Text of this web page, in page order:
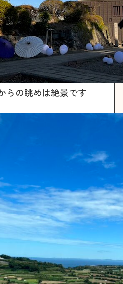
らの眺めは絶景です